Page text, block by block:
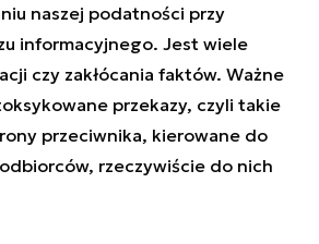
naszej podatności przy
informacyjnego. Jest wiele
czy zakłócania faktów. Ważne
przekazy, czyli takie
przeciwnika, kierowane do
rzeczywiście do nich